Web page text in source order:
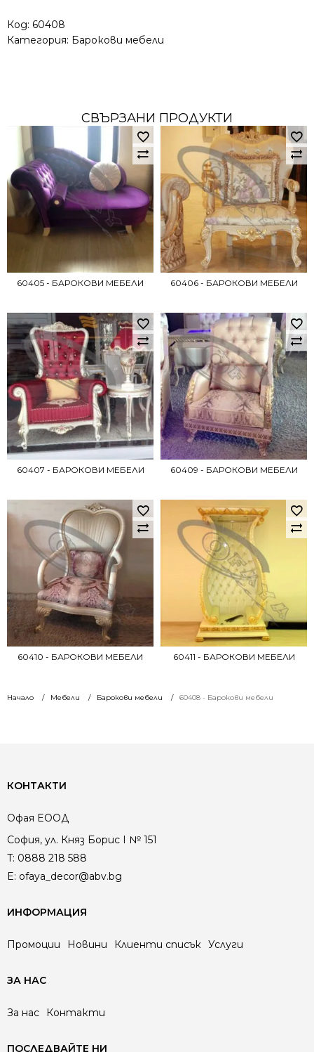
Начало Мебели Барокови мебели 60408 - Барокови мебели
Код: 60408
Категория: Барокови мебели
СВЪРЗАНИ ПРОДУКТИ
60405 - БАРОКОВИ МЕБЕЛИ 60406 - БАРОКОВИ МЕБЕЛИ
60407 - БАРОКОВИ МЕБЕЛИ 60409 - БАРОКОВИ МЕБЕЛИ
60410 - БАРОКОВИ МЕБЕЛИ 60411 - БАРОКОВИ МЕБЕЛИ
КОНТАКТИ
Офая EООД
София, ул. Княз Борис I № 151
T: 0888 218 588
E: ofaya_decor@abv.bg
ИНФОРМАЦИЯ
Промоции Новини Клиенти списък Услуги
ЗА НАС
За нас Контакти
ПОСЛЕДВАЙТЕ НИ